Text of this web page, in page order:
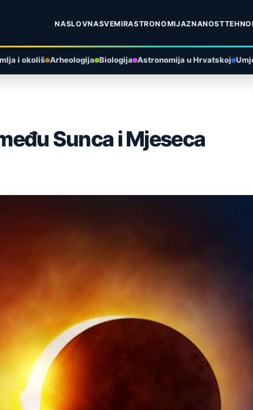
NASLOVNASVEMIRASTRONOMIJAZNANOST
i okoliš Arheologija Biologija Astronomija u Hrvatskoj
Sunca i Mjeseca